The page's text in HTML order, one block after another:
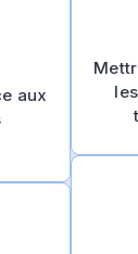
aux